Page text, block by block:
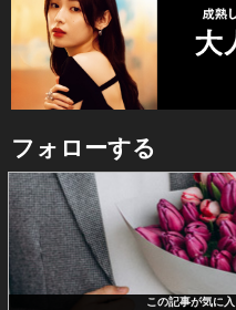
フォローする
この記事が気に